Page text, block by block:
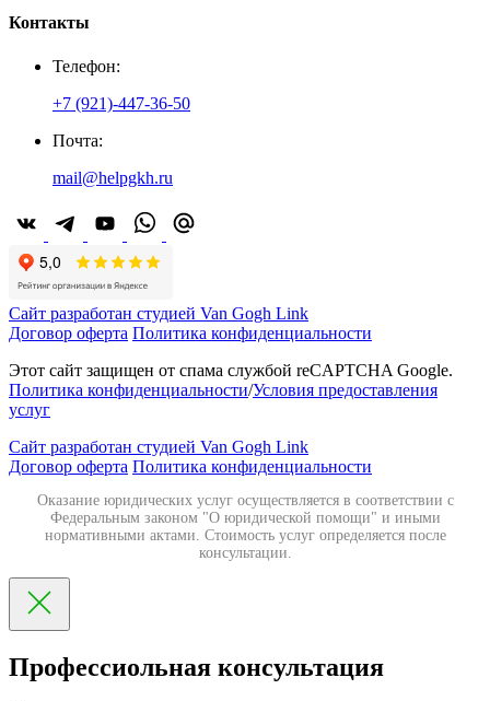
Контакты
Телефон:
+7 (921)-447-36-50
Почта:
mail@helpgkh.ru
Сайт разработан студией Van Gogh Link
Договор оферта Политика конфиденциальности
Этот сайт защищен от спама службой reCAPTCHA Google.
Политика конфиденциальности/Условия предоставления
услуг
Сайт разработан студией Van Gogh Link
Договор оферта Политика конфиденциальности
Оказание юридических услуг осуществляется в соответствии с
Федеральным законом "О юридической помощи" и иными
нормативными актами. Стоимость услуг определяется после
консультации.
Профессиольная консультация